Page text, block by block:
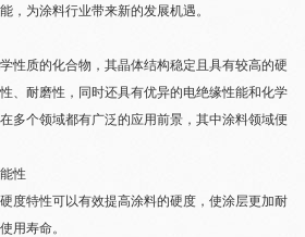
，为涂料行业带来新的发展机遇。
性质的化合物，其晶体结构稳定且具有较高的硬
、耐磨性，同时还具有优异的电绝缘性能和化学
多个领域都有广泛的应用前景，其中涂料领域便
性
度特性可以有效提高涂料的硬度，使涂层更加耐
用寿命。